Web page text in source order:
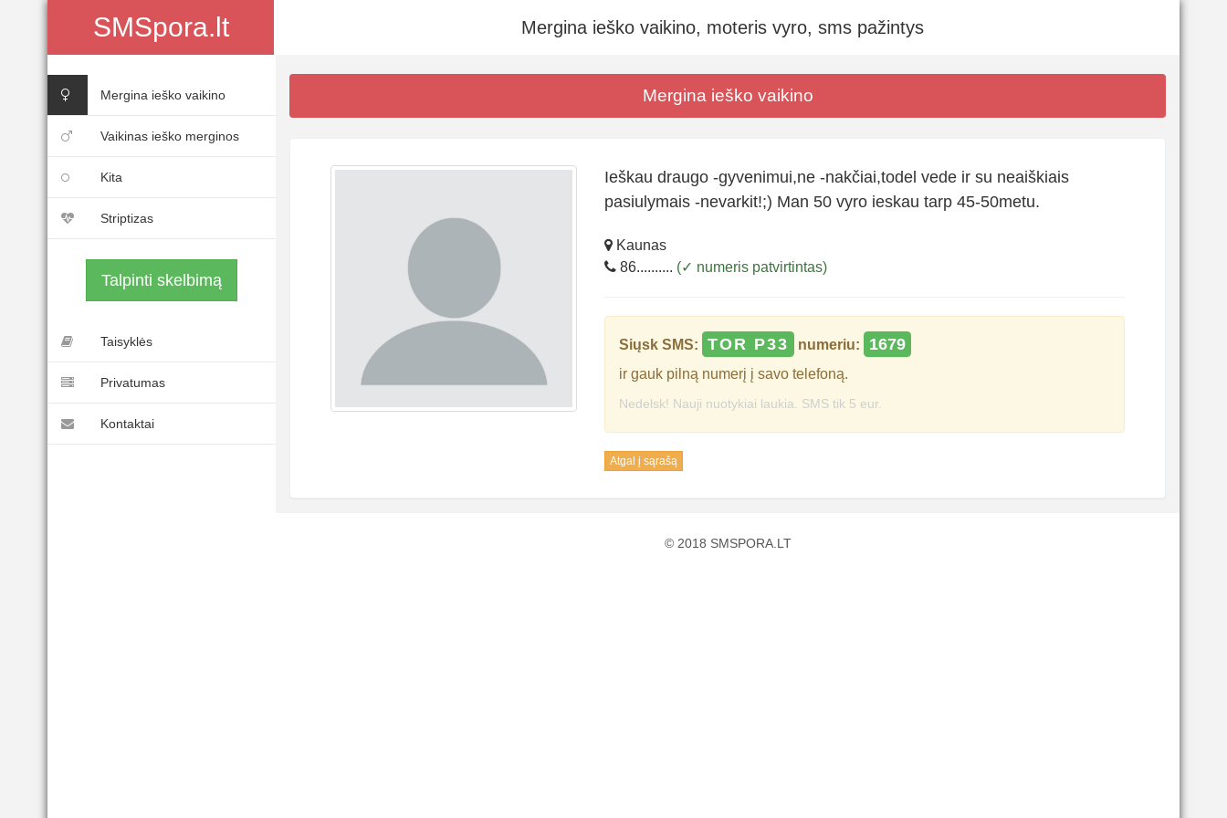
SMSpora.lt Mergina ieško vaikino, moteris vyro, sms pažintys
Mergina ieško vaikino
Vaikinas ieško merginos
Kita
Striptizas
Talpinti skelbimą
Taisyklės
Privatumas
Kontaktai
Mergina ieško vaikino
Ieškau draugo -gyvenimui,ne -nakčiai,todel vede ir su neaiškiais
pasiulymais -nevarkit!;) Man 50 vyro ieskau tarp 45-50metu.
Kaunas
86.......... (✓ numeris patvirtintas)
Siųsk SMS: TOR P33 numeriu: 1679
ir gauk pilną numerį į savo telefoną.
Nedelsk! Nauji nuotykiai laukia. SMS tik 5 eur.
Atgal į sąrašą
© 2018 SMSPORA.LT